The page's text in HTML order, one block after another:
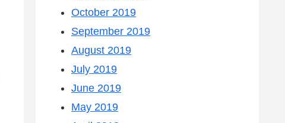
October 2019
September 2019
August 2019
July 2019
June 2019
May 2019